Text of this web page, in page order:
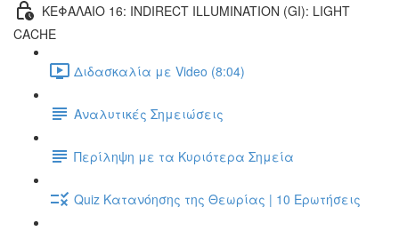
ΚΕΦΑΛΑΙΟ 16: INDIRECT ILLUMINATION (GI): LIGHT
CACHE
Διδασκαλία με Video (8:04)
Αναλυτικές Σημειώσεις
Περίληψη με τα Κυριότερα Σημεία
Quiz Κατανόησης της Θεωρίας | 10 Ερωτήσεις